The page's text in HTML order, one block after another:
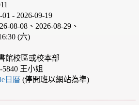
- 2026-09-19
08-08、2026-08-29、
(六)
館校區或校本部
王小姐
日曆(停開班以網站為準)